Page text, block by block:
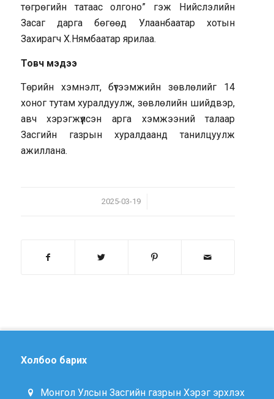
төгрөгийн татаас олгоно” гэж Нийслэлийн
Засаг дарга бөгөөд Улаанбаатар хотын
Захирагч Х.Нямбаатар ярилаа.
Товч мэдээ
Төрийн хэмнэлт, бүтээмжийн зөвлөлийг 14
хоног тутам хуралдуулж, зөвлөлийн шийдвэр,
авч хэрэгжүүлсэн арга хэмжээний талаар
Засгийн газрын хуралдаанд танилцуулж
ажиллана.
2025-03-19
/
Холбоо барих
Монгол Улсын Засгийн газрын Хэрэг эрхлэх